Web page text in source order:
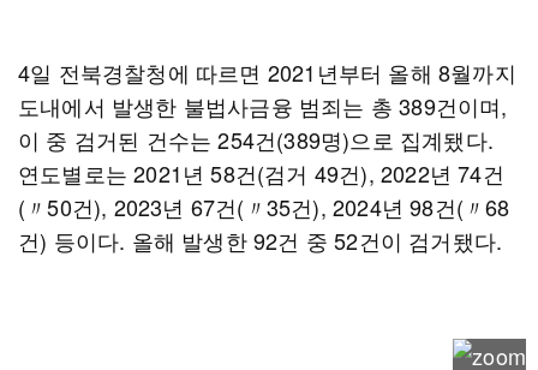
4일 전북경찰청에 따르면 2021년부터 올해 8월까지
도내에서 발생한 불법사금융 범죄는 총 389건이며,
이 중 검거된 건수는 254건(389명)으로 집계됐다.
연도별로는 2021년 58건(검거 49건), 2022년 74건
(〃50건), 2023년 67건(〃35건), 2024년 98건(〃68
건) 등이다. 올해 발생한 92건 중 52건이 검거됐다.